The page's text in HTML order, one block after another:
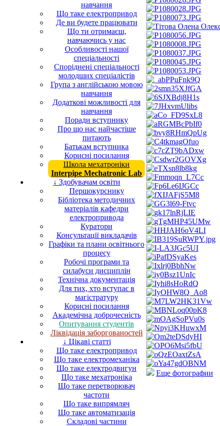
навчання
Що таке електропривод
Де ви будете працювати
Що ти отримаєш,
навчаючись у нас
Особливості нашої
спеціальності
Споріднені спеціальності
молодших спеціалістів
Група з англійською мовою
навчання
Додаткові можливості для
навчання
Поради вступнику
Про що нас найчастіше
питають
Батькам вступника
Корисні посилання
Школа мехатроніки
Interpipe Mechatronic Lab
↓ Здобувачам освіти
Першокурснику
Бібліотека методичних
матеріалів кафедри
електропривода
Куратори
Консультації викладачів
Графіки та плани освітнього
процесу
Робочі програми та
силабуси дисциплін
Технічна документація
Для тих, хто вступає в
магістратуру
Корисні посилання
Академічна доброчесність
Опитування студентів
Ліквідація заборгованостей
↓ Цікаві статті
Що таке електропривод
Що таке електромеханіка
Що таке електродвигун
Що таке мехатроніка
Що таке перетворювач
частоти
Що таке випрямляч
Що таке автоматизація
Складові частини
Еще фотографии